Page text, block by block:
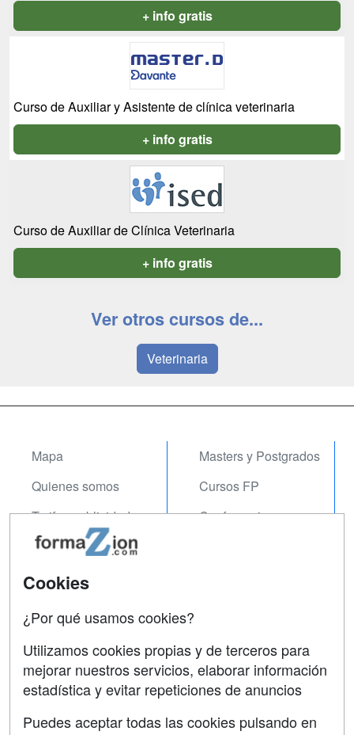
+ info gratis
Curso de Auxiliar y Asistente de clínica veterinaria
+ info gratis
Curso de Auxiliar de Clínica Veterinaria
+ info gratis
Ver otros cursos de...
Veterinaria
Mapa
Quienes somos
Tarifas publicidad
Acceso Usuarios
Acceso Centros
Masters y Postgrados
Cursos FP
Conferencias
Contactar
Confidencialidad
Aviso legal
Cookies
¿Por qué usamos cookies?
Utilizamos cookies propias y de terceros para
mejorar nuestros servicios, elaborar información
estadística y evitar repeticiones de anuncios
Puedes aceptar todas las cookies pulsando en